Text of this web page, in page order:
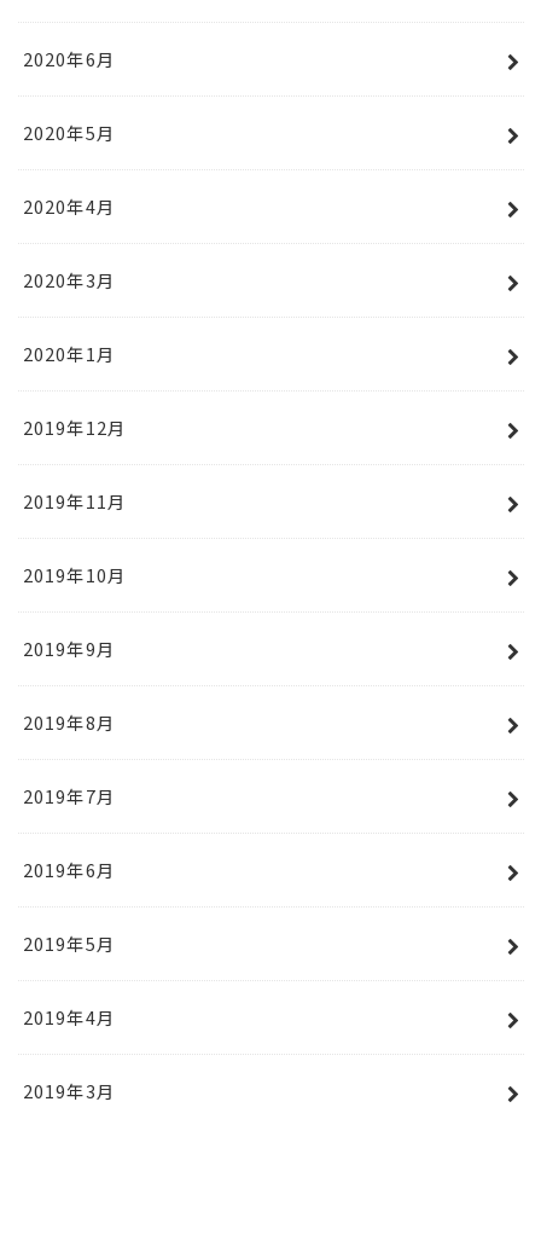
2020年6月
2020年5月
2020年4月
2020年3月
2020年1月
2019年12月
2019年11月
2019年10月
2019年9月
2019年8月
2019年7月
2019年6月
2019年5月
2019年4月
2019年3月